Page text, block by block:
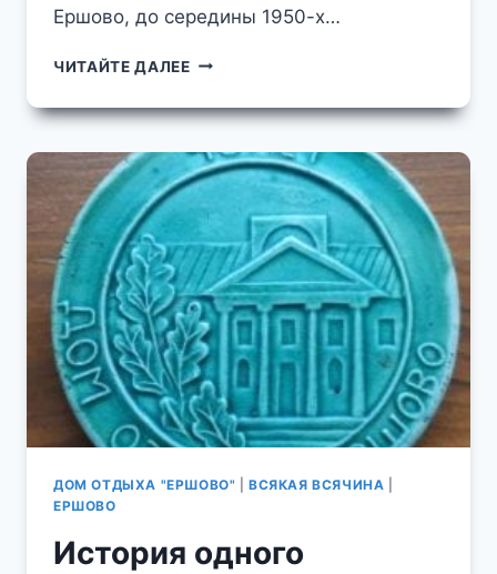
Ершово, до середины 1950-х…
ЧИТАЙТЕ ДАЛЕЕПРУДЫ
СЕЛЕ
И
ДОМЕ
«ЕРШОВО»
ИНТЕРЕСНЫЕ
ФАКТЫ
ИЗ
ИСТОРИИ
СЕЛА
ЕРШОВО.
ДОМ ОТДЫХА "ЕРШОВО" |ВСЯКАЯ ВСЯЧИНА
ЕРШОВО
История одного